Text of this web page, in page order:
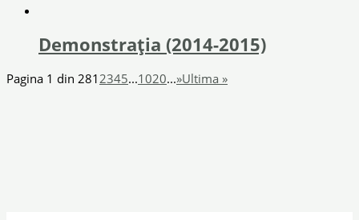
Demonstrația (2014-2015)
Pagina 1 din 2812345...1020...»Ultima »